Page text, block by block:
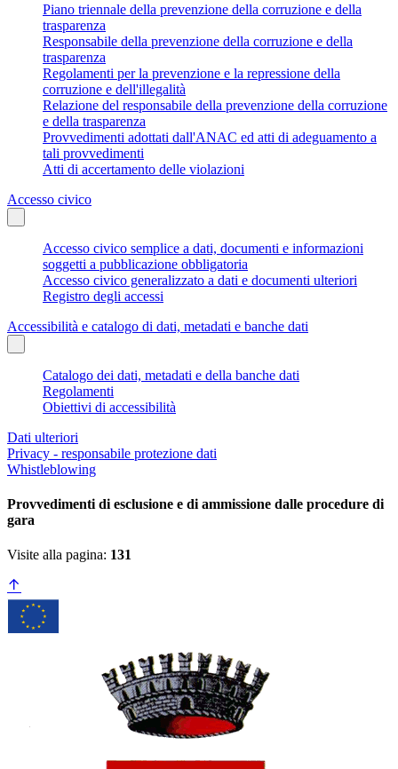
Piano triennale della prevenzione della corruzione e della
trasparenza
Responsabile della prevenzione della corruzione e della
trasparenza
Regolamenti per la prevenzione e la repressione della
corruzione e dell'illegalità
Relazione del responsabile della prevenzione della corruzione
e della trasparenza
Provvedimenti adottati dall'ANAC ed atti di adeguamento a
tali provvedimenti
Atti di accertamento delle violazioni
Accesso civico
Accesso civico semplice a dati, documenti e informazioni
soggetti a pubblicazione obbligatoria
Accesso civico generalizzato a dati e documenti ulteriori
Registro degli accessi
Accessibilità e catalogo di dati, metadati e banche dati
Catalogo dei dati, metadati e della banche dati
Regolamenti
Obiettivi di accessibilità
Dati ulteriori
Privacy - responsabile protezione dati
Whistleblowing
Provvedimenti di esclusione e di ammissione dalle procedure di
gara
Visite alla pagina: 131